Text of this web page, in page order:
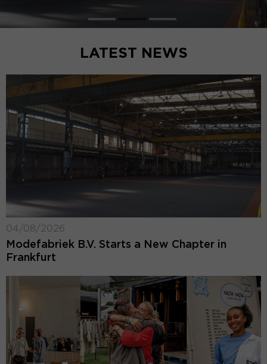
LATEST NEWS
04/08/2026
Modefabriek B.V. Starts a New Chapter in
Frankfurt